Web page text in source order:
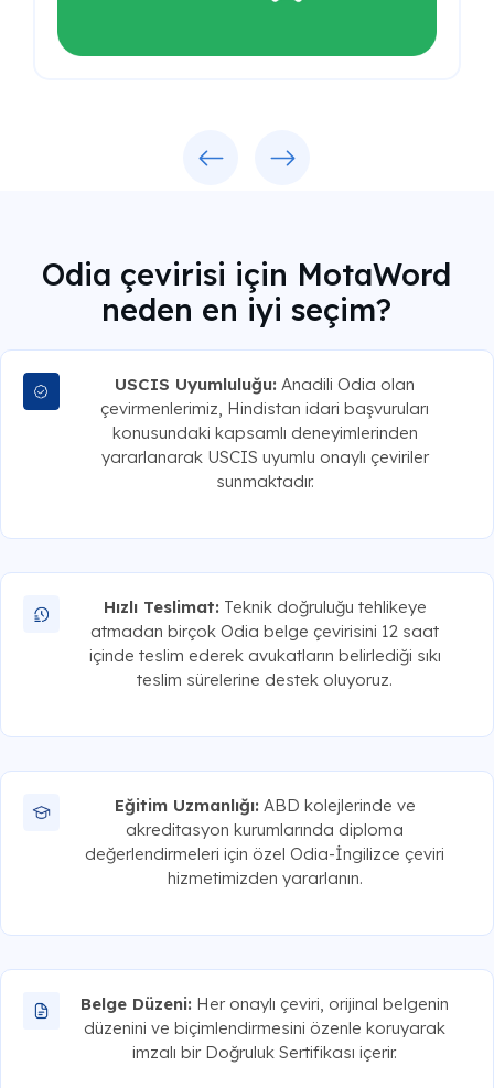
Odia çevirisi için MotaWord
neden en iyi seçim?
USCIS Uyumluluğu: Anadili Odia olan
çevirmenlerimiz, Hindistan idari başvuruları
konusundaki kapsamlı deneyimlerinden
yararlanarak USCIS uyumlu onaylı çeviriler
sunmaktadır.
Hızlı Teslimat: Teknik doğruluğu tehlikeye
atmadan birçok Odia belge çevirisini 12 saat
içinde teslim ederek avukatların belirlediği sıkı
teslim sürelerine destek oluyoruz.
Eğitim Uzmanlığı: ABD kolejlerinde ve
akreditasyon kurumlarında diploma
değerlendirmeleri için özel Odia-İngilizce çeviri
hizmetimizden yararlanın.
Belge Düzeni: Her onaylı çeviri, orijinal belgenin
düzenini ve biçimlendirmesini özenle koruyarak
imzalı bir Doğruluk Sertifikası içerir.